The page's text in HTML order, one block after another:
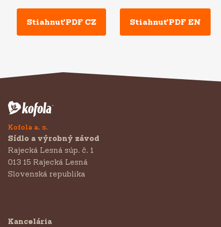
Stiahnuť PDF CZ Stiahnuť PDF EN
Kofola a. s.
Sídlo a výrobný závod
Rajecká Lesná súp. č. 1
013 15 Rajecká Lesná
Slovenská republika
Kancelária